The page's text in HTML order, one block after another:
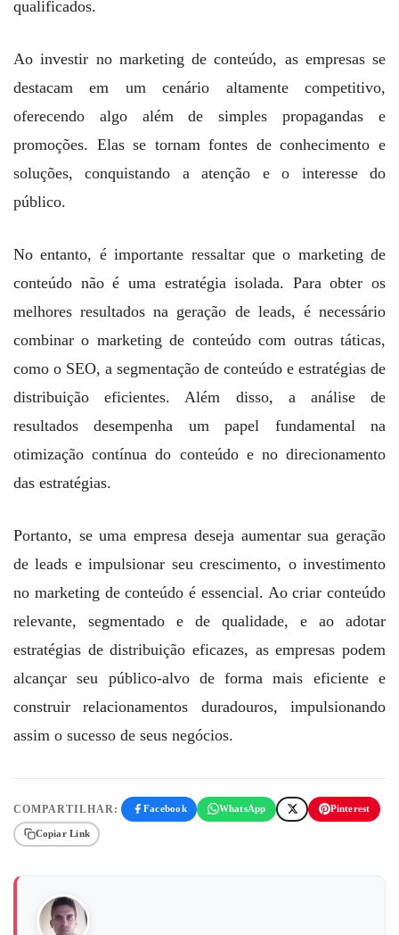
qualificados.
Ao investir no marketing de conteúdo, as empresas se
destacam em um cenário altamente competitivo,
oferecendo algo além de simples propagandas e
promoções. Elas se tornam fontes de conhecimento e
soluções, conquistando a atenção e o interesse do
público.
No entanto, é importante ressaltar que o marketing de
conteúdo não é uma estratégia isolada. Para obter os
melhores resultados na geração de leads, é necessário
combinar o marketing de conteúdo com outras táticas,
como o SEO, a segmentação de conteúdo e estratégias de
distribuição eficientes. Além disso, a análise de
resultados desempenha um papel fundamental na
otimização contínua do conteúdo e no direcionamento
das estratégias.
Portanto, se uma empresa deseja aumentar sua geração
de leads e impulsionar seu crescimento, o investimento
no marketing de conteúdo é essencial. Ao criar conteúdo
relevante, segmentado e de qualidade, e ao adotar
estratégias de distribuição eficazes, as empresas podem
alcançar seu público-alvo de forma mais eficiente e
construir relacionamentos duradouros, impulsionando
assim o sucesso de seus negócios.
COMPARTILHAR: Facebook WhatsApp Pinterest
Copiar Link